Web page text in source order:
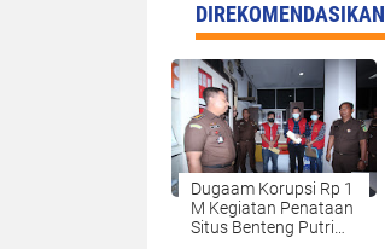
DIREKOMENDASIKAN
Dugaam Korupsi Rp 1
M Kegiatan Penataan
Situs Benteng Putri